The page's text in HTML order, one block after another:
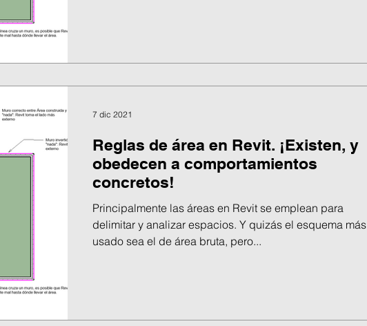
Reglas de área en Revit. ¡Existen, y
obedecen a comportamientos
concretos!
Principalmente las áreas en Revit se emplean para
delimitar y analizar espacios. Y quizás el esquema más
usado sea el de área bruta, pero...
7 dic 2021